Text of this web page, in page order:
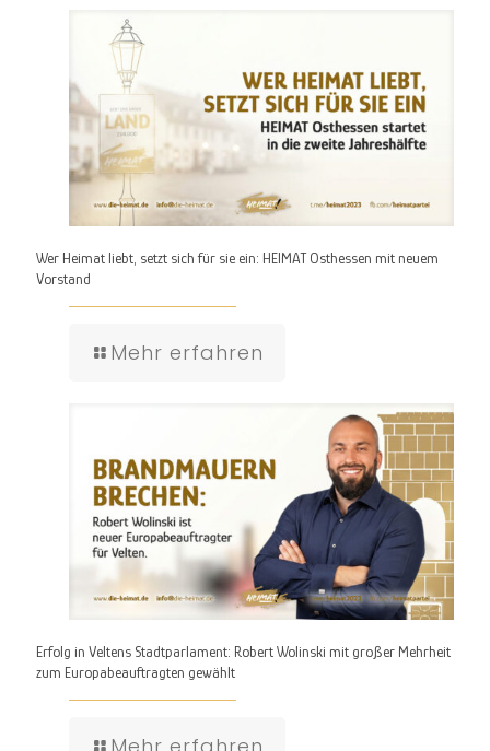
Wer Heimat liebt, setzt sich für sie ein: HEIMAT Osthessen mit neuem
Vorstand
Mehr erfahren
Erfolg in Veltens Stadtparlament: Robert Wolinski mit großer Mehrheit
zum Europabeauftragten gewählt